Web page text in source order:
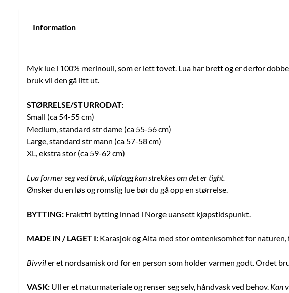
Information
Myk lue i 100% merinoull, som er lett tovet. Lua har brett og er derfor
bruk vil den gå litt ut.
STØRRELSE/STURRODAT:
Small (ca 54-55 cm)
Medium, standard str dame (ca 55-56 cm)
Large, standard str mann (ca 57-58 cm)
XL, ekstra stor (ca 59-62 cm)
Lua former seg ved bruk, ullplagg kan strekkes om det er tight.
Ønsker du en løs og romslig lue bør du gå opp en størrelse.
BYTTING: Fraktfri bytting innad i Norge uansett kjøpstidspunkt.
MADE IN / LAGET I: Karasjok og Alta med stor omtenksomhet for naturen,
Bivviler et nordsamisk ord for en person som holder varmen godt. Ordet
VASK: Ull er et naturmateriale og renser seg selv, håndvask ved behov. Kan